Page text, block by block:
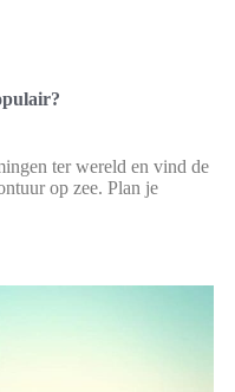
ter wereld en vind de
op zee. Plan je